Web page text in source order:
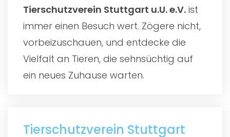
Tierschutzverein Stuttgart u.U. e.V. ist
immer einen Besuch wert. Zögere nicht,
vorbeizuschauen, und entdecke die
Vielfalt an Tieren, die sehnsüchtig auf
ein neues Zuhause warten.
Tierschutzverein Stuttgart